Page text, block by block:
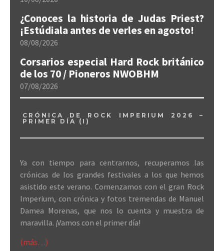
¿Conoces la historia de Judas Priest?
¡Estúdiala antes de verles en agosto!
08/08/2026
Corsarios especial Hard Rock británico
de los 70 / Pioneros NWOBHM
07/08/2026
CRÓNICA DE ROCK IMPERIUM 2026 –
PRIMER DÍA (I)
Ya con tiempo para centrarnos, recuperamos las
crónicas de los grandes festivales a los que hemos
asistido este verano. Comenzamos con el gran Rock
Imperium, con crónica y fotos tremendas de Manuel
Damea Morenas, que nos lo cuenta y muestra de
maravilla. ¡Vamos con el primer día!
(más…)